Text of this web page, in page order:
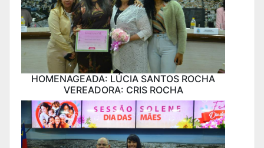
HOMENAGEADA: LÚCIA SANTOS ROCHA
VEREADORA: CRIS ROCHA